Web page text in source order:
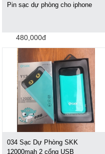
Pin sạc dự phòng cho iphone
480,000đ
034 Sạc Dự Phòng SKK
12000mah 2 cổng USB